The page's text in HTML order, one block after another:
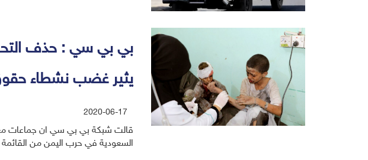
بي بي سي : حذف
يثير غضب نشطاء
2020-06-17
قالت شبكة بي بي سي ان جماعات
السعودية في حرب اليمن من